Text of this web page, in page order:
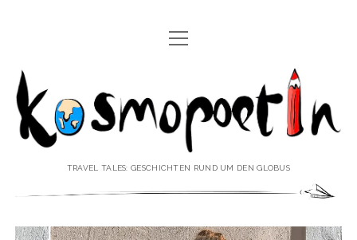
REISEREPORTAGEN
REISEPOESIE
REISEKOLUMNEN
Menü
öffnen
Kosmopoetin
TRAVEL TALES: GESCHICHTEN RUND UM DEN GLOBUS